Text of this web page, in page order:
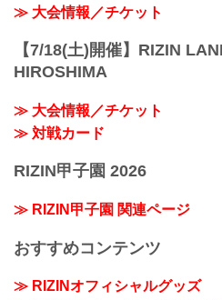
≫ 大会情報／チケット
【7/18(土)開催】RIZIN
HIROSHIMA
≫ 大会情報／チケット
≫ 対戦カード
RIZIN甲子園 2026
≫ RIZIN甲子園 関連ページ
おすすめコンテンツ
≫ RIZINオフィシャルグッズ